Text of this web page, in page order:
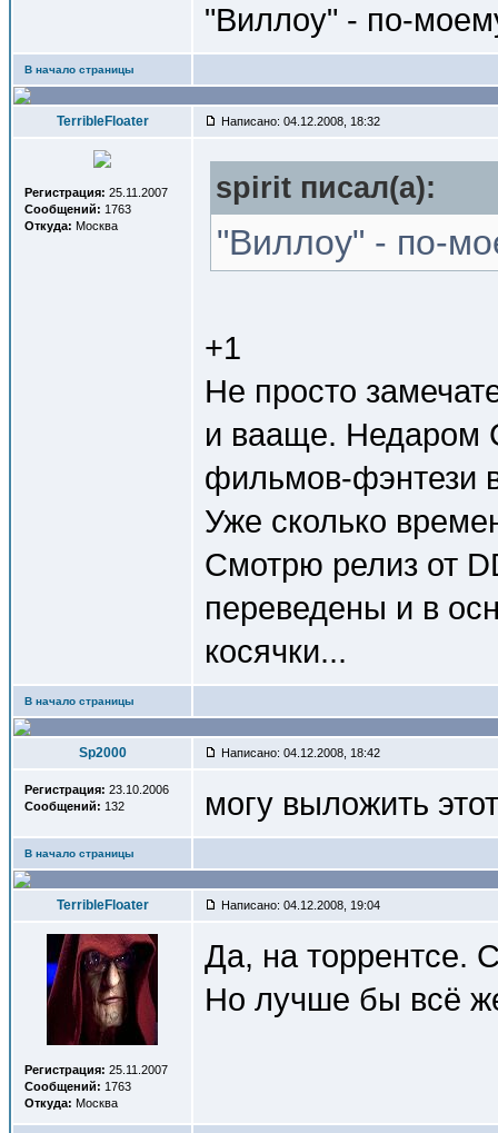
"Виллоу" - по-
В начало страницы
TerribleFloater Написано: 04.12.2008, 18:32
Регистрация: 25.11.2007
Сообщений: 1763
Откуда: Москва
spirit писал(a):
"Виллоу" - по-
+1
Не просто
и вааще. Недаром
фильмов-фэнтези
Уже сколько
Смотрю релиз от
переведены и в
косячки...
В начало страницы
Sp2000 Написано: 04.12.2008, 18:42
Регистрация: 23.10.2006
Сообщений: 132 могу выложить
В начало страницы
TerribleFloater Написано: 04.12.2008, 19:04
Регистрация: 25.11.2007
Сообщений: 1763
Откуда: Москва
Да, на торрентсе.
Но лучше бы всё